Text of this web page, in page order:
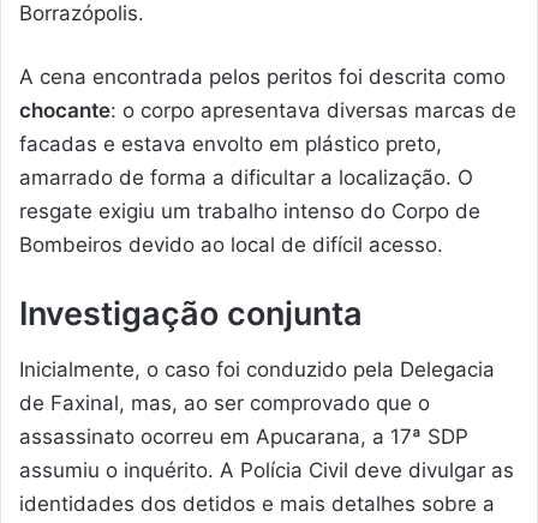
Borrazópolis.
A cena encontrada pelos peritos foi descrita como
chocante: o corpo apresentava diversas marcas de
facadas e estava envolto em plástico preto,
amarrado de forma a dificultar a localização. O
resgate exigiu um trabalho intenso do Corpo de
Bombeiros devido ao local de difícil acesso.
Investigação conjunta
Inicialmente, o caso foi conduzido pela Delegacia
de Faxinal, mas, ao ser comprovado que o
assassinato ocorreu em Apucarana, a 17ª SDP
assumiu o inquérito. A Polícia Civil deve divulgar as
identidades dos detidos e mais detalhes sobre a